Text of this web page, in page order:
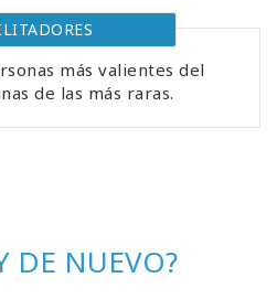
más valientes del
de las más raras.
DE NUEVO?